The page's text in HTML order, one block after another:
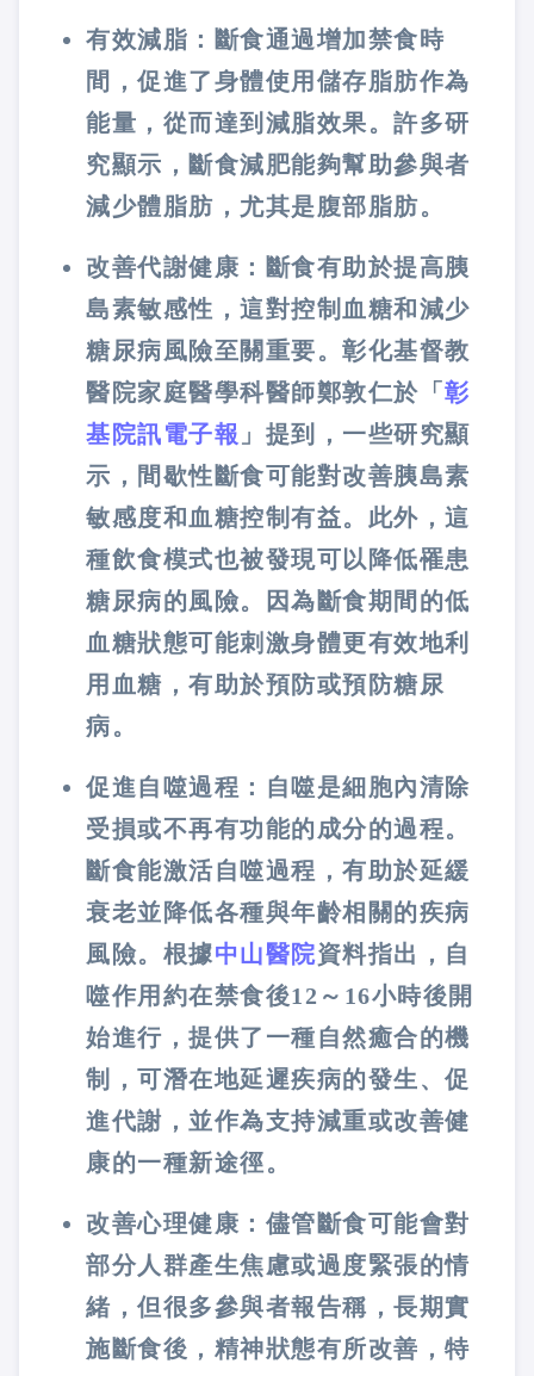
有效減脂：斷食通過增加禁食時
間，促進了身體使用儲存脂肪作為
能量，從而達到減脂效果。許多研
究顯示，斷食減肥能夠幫助參與者
減少體脂肪，尤其是腹部脂肪。
改善代謝健康：斷食有助於提高胰
島素敏感性，這對控制血糖和減少
糖尿病風險至關重要。彰化基督教
醫院家庭醫學科醫師鄭敦仁於「彰
基院訊電子報 」提到，一些研究顯
示，間歇性斷食可能對改善胰島素
敏感度和血糖控制有益。此外，這
種飲食模式也被發現可以降低罹患
糖尿病的風險。因為斷食期間的低
血糖狀態可能刺激身體更有效地利
用血糖，有助於預防或預防糖尿
病。
促進自噬過程：自噬是細胞內清除
受損或不再有功能的成分的過程。
斷食能激活自噬過程，有助於延緩
衰老並降低各種與年齡相關的疾病
風險。根據中山醫院資料指出，自
噬作用約在禁食後12～16小時後開
始進行，提供了一種自然癒合的機
制，可潛在地延遲疾病的發生、促
進代謝，並作為支持減重或改善健
康的一種新途徑。
改善心理健康：儘管斷食可能會對
部分人群產生焦慮或過度緊張的情
緒，但很多參與者報告稱，長期實
施斷食後，精神狀態有所改善，特